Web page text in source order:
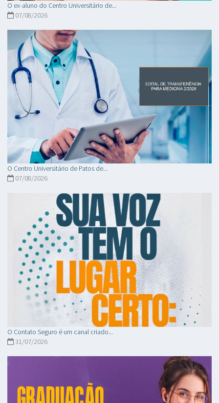
O ex-aluno do Centro Universitário de...
07/08/2026
O Centro Universitário de Patos de...
07/08/2026
O Contato Seguro é um canal criado...
31/07/2026